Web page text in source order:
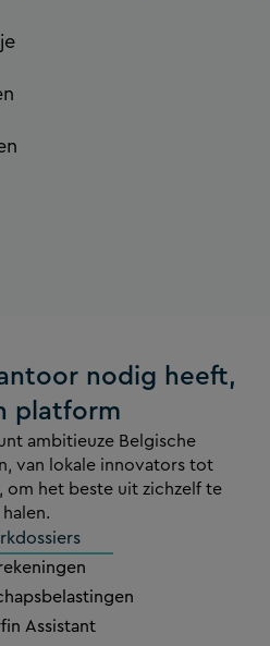
nodig heeft,
platform
ambitieuze Belgische
van lokale innovators tot
om het beste uit zichzelf te
halen.
Assistant